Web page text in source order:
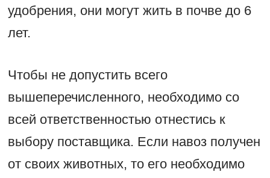
удобрения, они могут жить в почве до 6
лет.
Чтобы не допустить всего
вышеперечисленного, необходимо со
всей ответственностью отнестись к
выбору поставщика. Если навоз получен
от своих животных, то его необходимо